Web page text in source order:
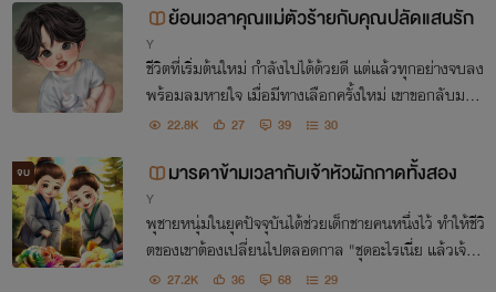
ย้อนเวลาคุณแม่ตัวร้ายกับคุณปลัดแสนรัก
Y
ชีวิตที่เริ่มต้นใหม่ กำลังไปได้ด้วยดี แต่แล้วทุกอย่างจบลง
พร้อมลมหายใจ เมื่อมีทางเลือกครั้งใหม่ เขาขอกลับมาป
กป้องรอยยิ้มของคนที่รักอีกครั้ง
22.8K 27 39 30
จบ มารดาข้ามเวลากับเจ้าหัวผักกาดทั้งสอง
Y
พุชายหนุ่มในยุคปัจจุบันได้ช่วยเด็กชายคนหนึ่งไว้ ทำให้ชีวิ
ตของเขาต้องเปลี่ยนไปตลอดกาล "ชุดอะไรเนี่ย แล้วเจ้านุ่
มนิ่มทั้งสองเป็นใครกัน""ท่างแม่ขอยับ!!!"
27.2K 36 68 29